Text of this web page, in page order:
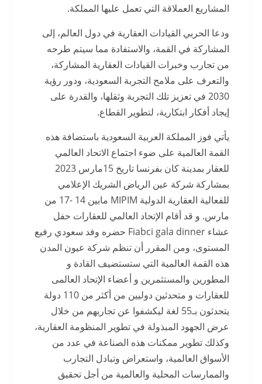
المشاريع العملاقة التي تعمل عليها المملكة.
ودعا الحربي القيادات العقارية في دول العالم، إلى
المشاركة في القمة، والاستفادة مما سيتم طرحه
من تجارب وخبرات القيادات العقارية المشاركة،
والتعرف على ملامح التجربة السعودية، ودور رؤية
2030 في تعزيز تلك التجربة وثقلها، والقدرة على
إيجاد أفكار ابتكارية، لتطوير القطاع.
يأتي فوز المملكة العربية السعودية باستضافة هذه
القمة العالمية على ضوء اجتماع الاتحاد العالمي
للعقار بمدينة كان بفرنسا تاريخ 15مارس 2023
بمشاركة شركة عين الرياض الشريك الإعلامي
للفعالية العقارية الدولية MIPIM مابين 14 -17 من
مارس. و قد أقام الإتحاد العالمي للعقارات حفل
عشاء Fiabci gala dinner حضره وفد سعودي رفيع
المستوى، ومن المقرر أن تنظم شركة عيون المدن
هذه القمة العالمية التي ستستضيف القادة و
المطورين والمستثمرين و أعضاء الإتحاد العالمى
للعقارات و متحدثين دوليين من أكثر من 110 دولة
يتحدثون بـ55 لغة ليكشفوا عن تجاربهم من خلال
عرض الجهود المبذولة في تطوير المنظومة العقارية،
وكذلك تطوير ممكنات هذه الصناعة في عدد من
الأسواق العالمية، واستعراض وتبادل التجارب
والممارسات المحلية والعالمية من أجل تحقيق